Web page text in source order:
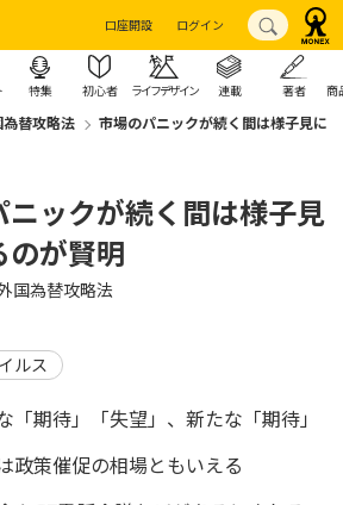
口座開設 ログイン
特集 初心者 ライフデザイン 連載 著者 商
替攻略法
市場のパニックが続く間は様子見に
ニックが続く間は様子見
のが賢明
国為替攻略法
ルス
「期待」「失望」、新たな「期待」
政策催促の相場ともいえる